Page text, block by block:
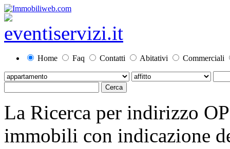
Home Faq Contatti Abitativi Commerciali
La Ricerca per indirizzo
immobili con indicazione